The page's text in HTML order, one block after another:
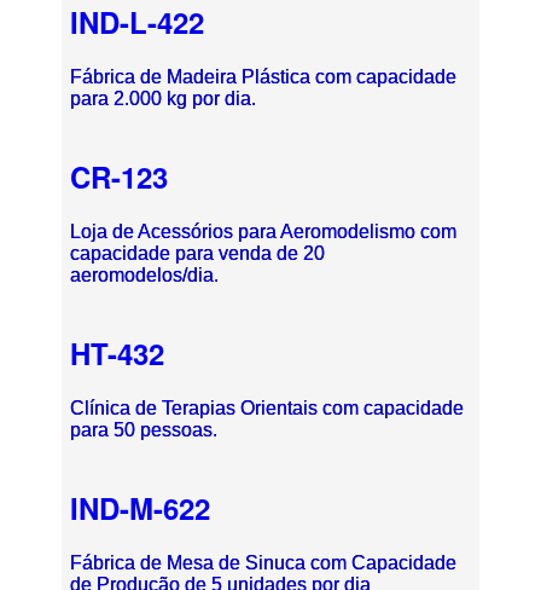
IND-L-422
Fábrica de Madeira Plástica com capacidade
para 2.000 kg por dia.
CR-123
Loja de Acessórios para Aeromodelismo com
capacidade para venda de 20
aeromodelos/dia.
HT-432
Clínica de Terapias Orientais com capacidade
para 50 pessoas.
IND-M-622
Fábrica de Mesa de Sinuca com Capacidade
de Produção de 5 unidades por dia